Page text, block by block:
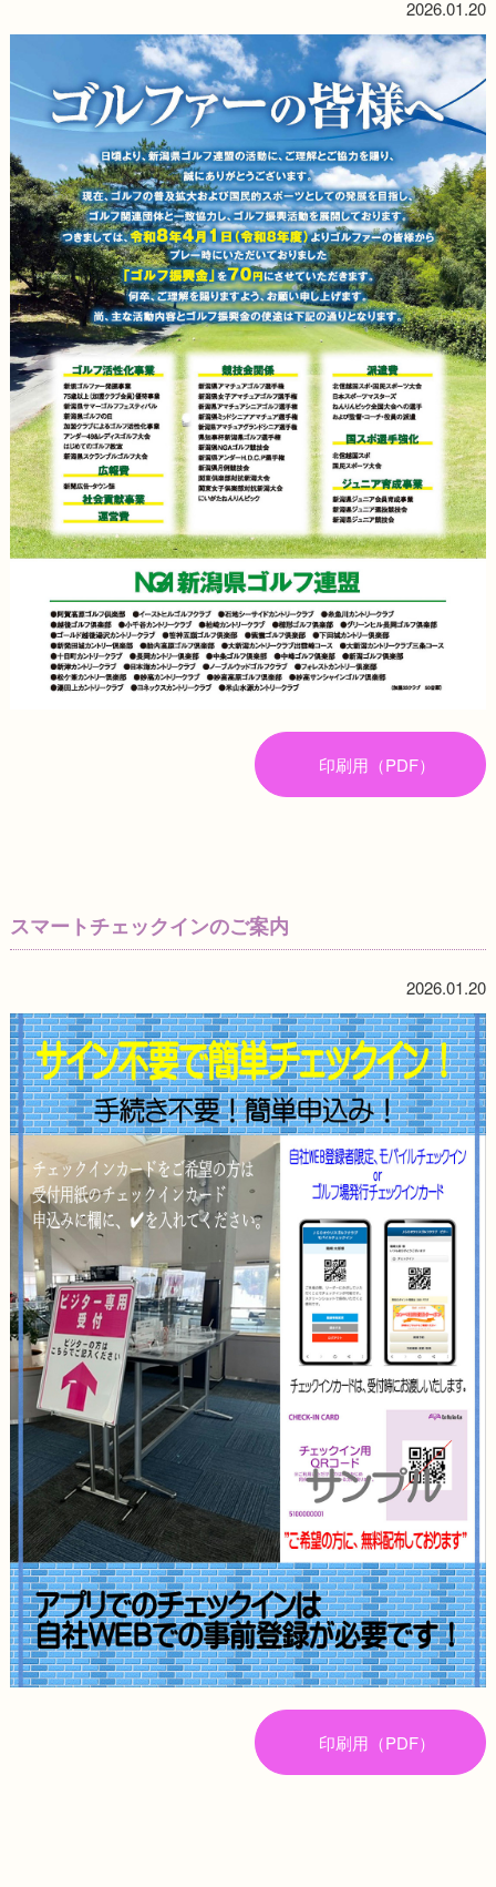
2026.01.20
印刷用（PDF）
スマートチェックインのご案内
2026.01.20
印刷用（PDF）